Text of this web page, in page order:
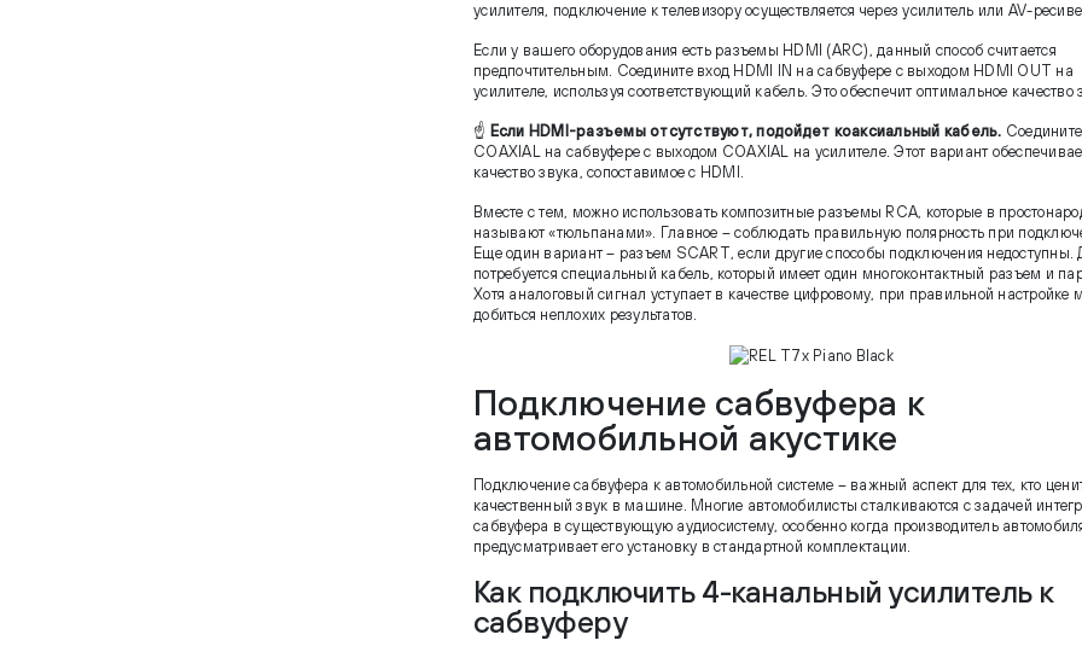
усилителя, подключение к телевизору осуществляется через усилитель или AV-
Если у вашего оборудования есть разъемы HDMI (ARC), данный способ считается
предпочтительным. Соедините вход HDMI IN на сабвуфере с выходом HDMI OUT на
усилителе, используя соответствующий кабель. Это обеспечит оптимальное качество
☝ Если HDMI-разъемы отсутствуют, подойдет коаксиальный кабель.
COAXIAL на сабвуфере с выходом COAXIAL на усилителе. Этот вариант
качество звука, сопоставимое с HDMI.
Вместе с тем, можно использовать композитные разъемы RCA, которые в
называют «тюльпанами». Главное – соблюдать правильную полярность при
Еще один вариант – разъем SCART, если другие способы подключения недоступны.
потребуется специальный кабель, который имеет один многоконтактный разъем и
Хотя аналоговый сигнал уступает в качестве цифровому, при правильной настройке
добиться неплохих результатов.
Подключение сабвуфера к
автомобильной акустике
Подключение сабвуфера к автомобильной системе – важный аспект для тех, кто
качественный звук в машине. Многие автомобилисты сталкиваются с задачей
сабвуфера в существующую аудиосистему, особенно когда производитель
предусматривает его установку в стандартной комплектации.
Как подключить 4-канальный усилитель к
сабвуферу